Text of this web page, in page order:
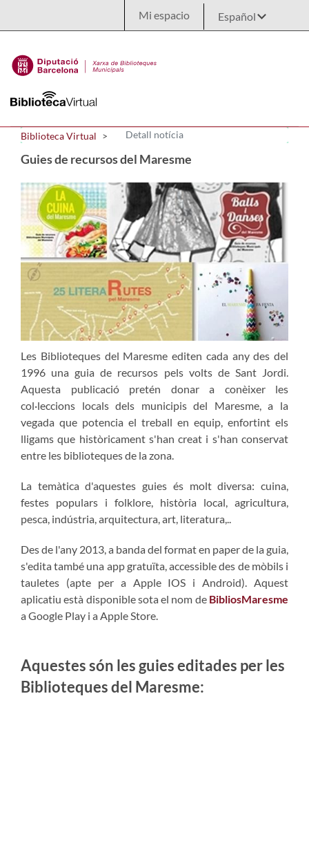
Mi espacio
Biblioteca Virtual Detall notícia
Guies de recursos del Maresme
Les Biblioteques del Maresme editen cada any des del
1996 una guia de recursos pels volts de Sant Jordi.
Aquesta publicació pretén donar a conèixer les
col·leccions locals dels municipis del Maresme, a la
vegada que potencia el treball en equip, enfortint els
lligams que històricament s'han creat i s'han conservat
entre les biblioteques de la zona.
La temàtica d'aquestes guies és molt diversa: cuina,
festes populars i folklore, història local, agricultura,
pesca, indústria, arquitectura, art, literatura,..
Des de l'any 2013, a banda del format en paper de la guia,
s'edita també una app gratuïta, accessible des de mòbils i
tauletes (apte per a Apple IOS i Android). Aquest
aplicatiu està disponible sota el nom de BibliosMaresme
a Google Play i a Apple Store.
Aquestes són les guies editades per les
Biblioteques del Maresme: